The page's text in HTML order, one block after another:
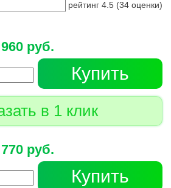
рейтинг 4.5 (34 оценки)
руб.
Купить
в 1 клик
руб.
Купить